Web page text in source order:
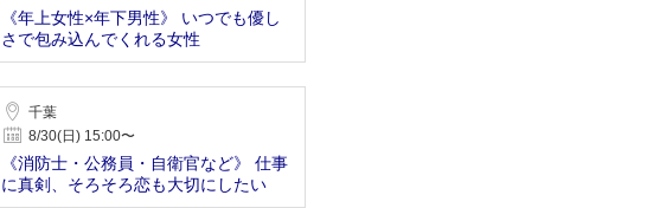
《年上女性×年下男性》 いつでも優し
さで包み込んでくれる女性
千葉
8/30(日) 15:00〜
《消防士・公務員・自衛官など》 仕事
に真剣、そろそろ恋も大切にしたい